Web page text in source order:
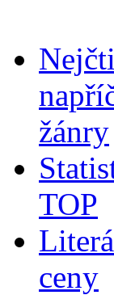
žánry
TOP
ceny